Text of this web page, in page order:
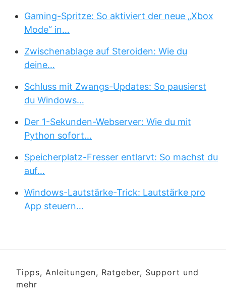
Gaming-Spritze: So aktiviert der neue „Xbox
Mode“ in…
Zwischenablage auf Steroiden: Wie du
deine…
Schluss mit Zwangs-Updates: So pausierst
du Windows…
Der 1-Sekunden-Webserver: Wie du mit
Python sofort…
Speicherplatz-Fresser entlarvt: So machst du
auf…
Windows-Lautstärke-Trick: Lautstärke pro
App steuern…
Tipps, Anleitungen, Ratgeber, Support und
mehr